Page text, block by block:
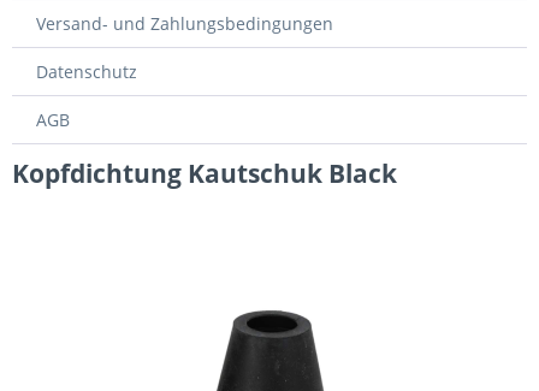
Versand- und Zahlungsbedingungen
Datenschutz
AGB
Kopfdichtung Kautschuk Black